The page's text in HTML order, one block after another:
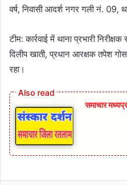
वर्ष, निवासी आदर्श नगर गली नं. 09,
टीम: कार्रवाई में थाना प्रभारी
दिलीप खाती, प्रधान आरक्षक तपेश
रहा।
समाचार